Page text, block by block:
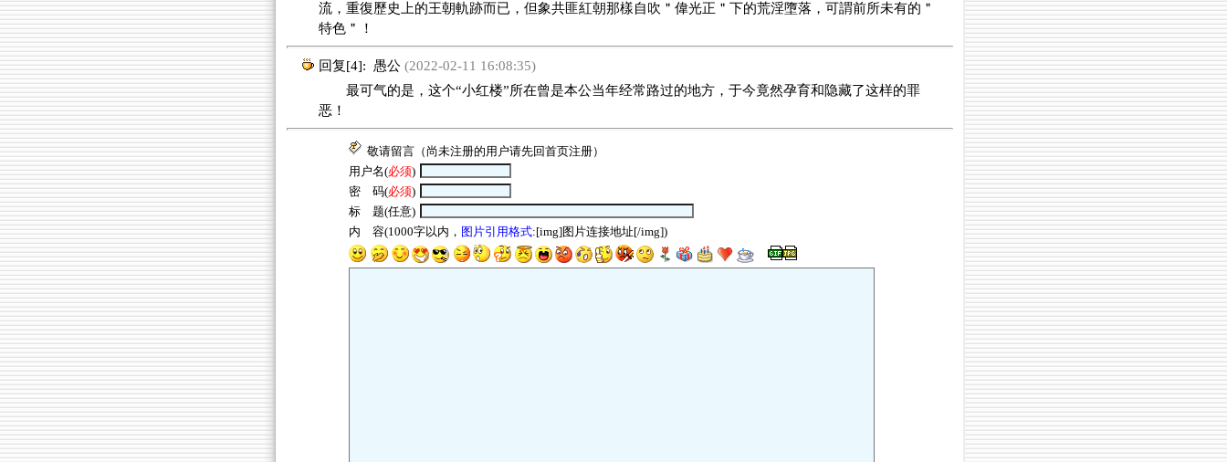
流，重復歷史上的王朝軌跡而已，但象共匪紅朝那樣自吹＂偉光正＂下的荒淫墮落，可謂前所未有的＂
特色＂！
回复[4]: 愚公 (2022-02-11 16:08:35)
最可气的是，这个“小红楼”所在曾是本公当年经常路过的地方，于今竟然孕育和隐藏了这样的罪
恶！
敬请留言（尚未注册的用户请先回首页注册）
用户名(必须)
密 码(必须)
标 题(任意)
内 容(1000字以内， 图片引用格式:[img]图片连接地址[/img])